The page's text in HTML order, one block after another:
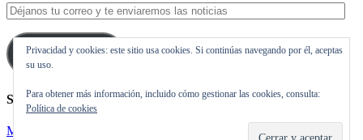
Déjanos
tu
correo
y
te
las
noticias
Suscribirse
Síguenos en Twitter
Mis tuits
Privacidad y cookies: este sitio usa cookies. Si continúas navegando por él, aceptas
su uso.
Para obtener más información, incluido cómo gestionar las cookies, consulta:
Política de cookies